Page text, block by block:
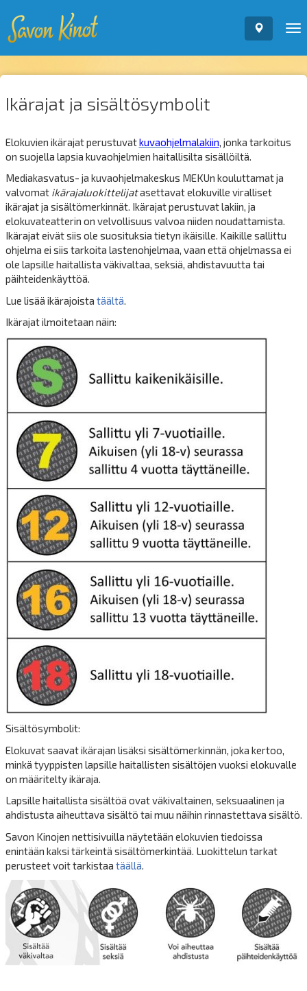
Ikärajat ja sisältösymbolit
Elokuvien ikärajat perustuvatkuvaohjelmalakiin , jonka tarkoitus
on suojella lapsia kuvaohjelmien haitallisilta sisällöiltä.
Mediakasvatus- ja kuvaohjelmakeskus MEKUn kouluttamat ja
valvomat ikärajaluokittelijatasettavat elokuville viralliset
ikärajat ja sisältömerkinnät. Ikärajat perustuvat lakiin, ja
elokuvateatterin on velvollisuus valvoa niiden noudattamista.
Ikärajat eivät siis ole suosituksia tietyn ikäisille. Kaikille sallittu
ohjelma ei siis tarkoita lastenohjelmaa, vaan että ohjelmassa ei
ole lapsille haitallista väkivaltaa, seksiä, ahdistavuutta tai
päihteidenkäyttöä.
Lue lisää ikärajoista täältä
Ikärajat ilmoitetaan näin:
Sisältösymbolit:
Elokuvat saavat ikärajan lisäksi sisältömerkinnän, joka kertoo,
minkä tyyppisten lapsille haitallisten sisältöjen vuoksi elokuvalle
on määritelty ikäraja.
Lapsille haitallista sisältöä ovat väkivaltainen, seksuaalinen ja
ahdistusta aiheuttava sisältö tai muu näihin rinnastettava sisältö.
Savon Kinojen nettisivuilla näytetään elokuvien tiedoissa
enintään kaksi tärkeintä sisältömerkintää. Luokittelun tarkat
perusteet voit tarkistaa täällä